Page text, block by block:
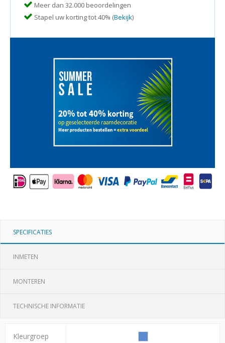
Meer dan 32.000 beoordelingen
Stapel uw korting tot 40% (Bekijk)
SPECIFICATIES
INMETEN
MONTEREN
TECHNISCHE INFORMATIE
Kleurgroep